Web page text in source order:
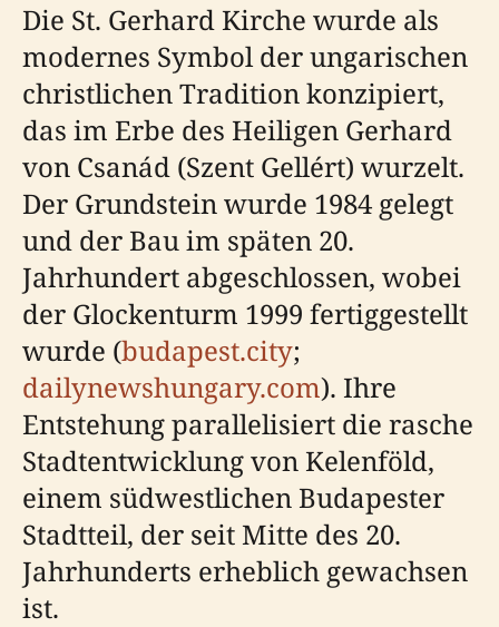
Die St. Gerhard Kirche wurde als
modernes Symbol der ungarischen
christlichen Tradition konzipiert,
das im Erbe des Heiligen Gerhard
von Csanád (Szent Gellért) wurzelt.
Der Grundstein wurde 1984 gelegt
und der Bau im späten 20.
Jahrhundert abgeschlossen, wobei
der Glockenturm 1999 fertiggestellt
wurde (budapest.city;
dailynewshungary.com). Ihre
Entstehung parallelisiert die rasche
Stadtentwicklung von Kelenföld,
einem südwestlichen Budapester
Stadtteil, der seit Mitte des 20.
Jahrhunderts erheblich gewachsen
ist.